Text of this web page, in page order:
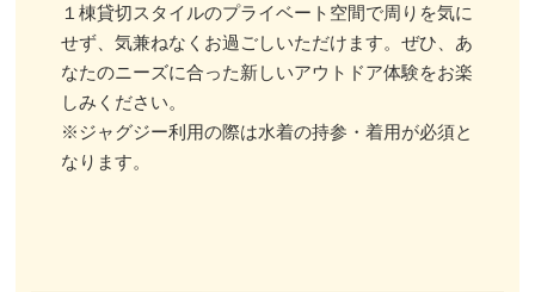
１棟貸切スタイルのプライベート空間で周りを気に
せず、気兼ねなくお過ごしいただけます。ぜひ、あ
なたのニーズに合った新しいアウトドア体験をお楽
しみください。
※ジャグジー利用の際は水着の持参・着用が必須と
なります。